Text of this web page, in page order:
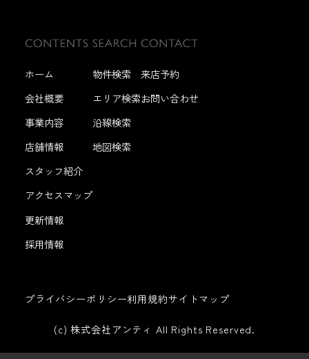
ホーム
会社概要
事業内容
店舗情報
スタッフ紹介
アクセスマップ
更新情報
採用情報
物件検索
エリア検索
沿線検索
地図検索
来店予約
お問い合わせ
プライバシーポリシー利用規約サイトマップ
(c) 株式会社アンティ All Rights Reserved.